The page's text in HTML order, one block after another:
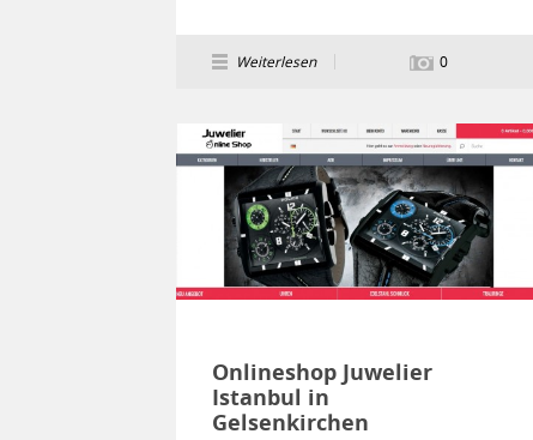
Weiterlesen 0
Onlineshop Juwelier
Istanbul in
Gelsenkirchen